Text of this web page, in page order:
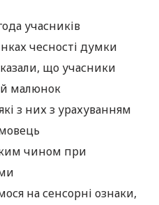
учасників
чесності думки
що учасники
малюнок
з них з урахуванням
чином при
на сенсорні ознаки,